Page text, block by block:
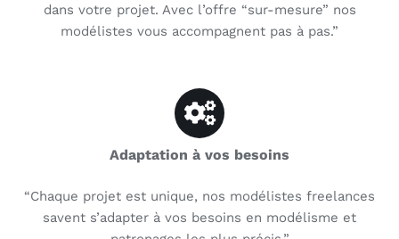
dans votre projet. Avec l’offre “sur-mesure” nos
modélistes vous accompagnent pas à pas.”
Adaptation à vos besoins
“Chaque projet est unique, nos modélistes freelances
savent s’adapter à vos besoins en modélisme et